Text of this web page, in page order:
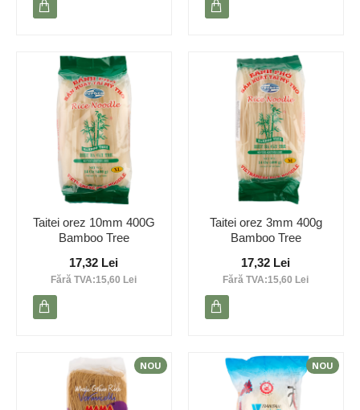
Taitei orez 10mm 400G
Bamboo Tree
17,32 Lei
Fără TVA:15,60 Lei
Taitei orez 3mm 400g
Bamboo Tree
17,32 Lei
Fără TVA:15,60 Lei
NOU NOU